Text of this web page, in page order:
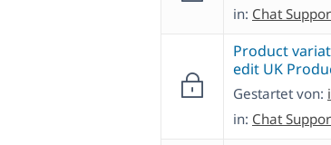
in: Chat
Product
edit UK
Gestartet von:
in: Chat